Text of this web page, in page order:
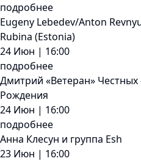
подробнее
Eugeny Lebedev/Anton
Rubina (Estonia)
24 Июн | 16:00
подробнее
Дмитрий «Ветеран» Честных
Рождения
24 Июн | 16:00
подробнее
Анна Клесун и группа Esh
23 Июн | 16:00